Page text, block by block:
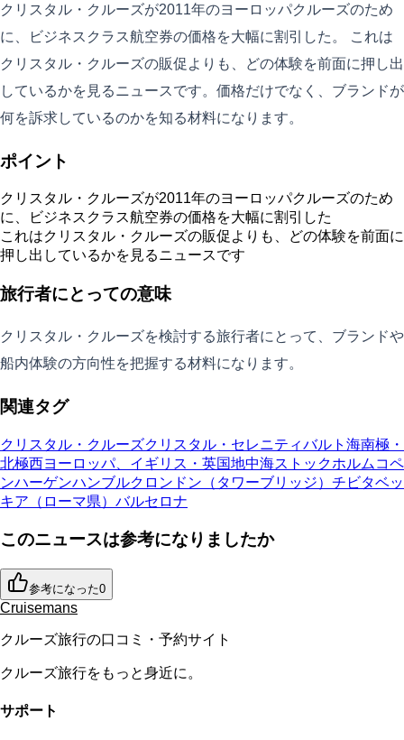
クリスタル・クルーズが2011年のヨーロッパクルーズのため
に、ビジネスクラス航空券の価格を大幅に割引した。 これは
クリスタル・クルーズの販促よりも、どの体験を前面に押し出
しているかを見るニュースです。価格だけでなく、ブランドが
何を訴求しているのかを知る材料になります。
ポイント
クリスタル・クルーズが2011年のヨーロッパクルーズのため
に、ビジネスクラス航空券の価格を大幅に割引した
これはクリスタル・クルーズの販促よりも、どの体験を前面に
押し出しているかを見るニュースです
旅行者にとっての意味
クリスタル・クルーズを検討する旅行者にとって、ブランドや
船内体験の方向性を把握する材料になります。
関連タグ
クリスタル・クルーズクリスタル・セレニティバルト海南極・
北極西ヨーロッパ、イギリス・英国地中海ストックホルム コペ
ンハーゲンハンブルク ロンドン（タワーブリッジ） チビタベッ
キア（ローマ県） バルセロナ
このニュースは参考になりましたか
参考になった0
Cruisemans
クルーズ旅行の口コミ・予約サイト
クルーズ旅行をもっと身近に。
サポート